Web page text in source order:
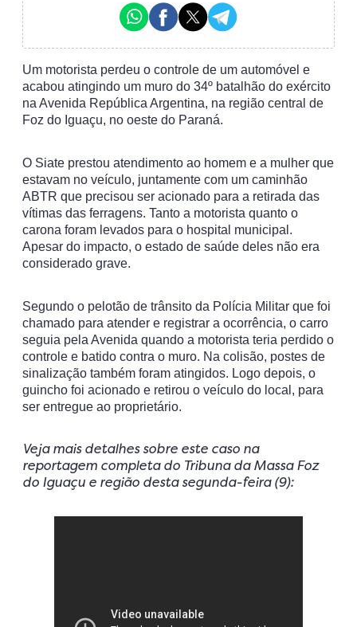
Um motorista perdeu o controle de um automóvel e
acabou atingindo um muro do 34º batalhão do exército
na Avenida República Argentina, na região central de
Foz do Iguaçu, no oeste do Paraná.
O Siate prestou atendimento ao homem e a mulher que
estavam no veículo, juntamente com um caminhão
ABTR que precisou ser acionado para a retirada das
vítimas das ferragens. Tanto a motorista quanto o
carona foram levados para o hospital municipal.
Apesar do impacto, o estado de saúde deles não era
considerado grave.
Segundo o pelotão de trânsito da Polícia Militar que foi
chamado para atender e registrar a ocorrência, o carro
seguia pela Avenida quando a motorista teria perdido o
controle e batido contra o muro. Na colisão, postes de
sinalização também foram atingidos. Logo depois, o
guincho foi acionado e retirou o veículo do local, para
ser entregue ao proprietário.
Veja mais detalhes sobre este caso na
reportagem completa do Tribuna da Massa Foz
do Iguaçu e região desta segunda-feira (9):